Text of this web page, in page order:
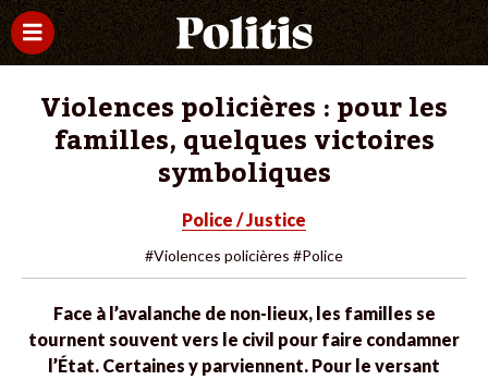
Violences policières : pour les
familles, quelques victoires
symboliques
Police / Justice
#Violences policières #Police
Face à l’avalanche de non-lieux, les familles se
tournent souvent vers le civil pour faire condamner
l’État. Certaines y parviennent. Pour le versant